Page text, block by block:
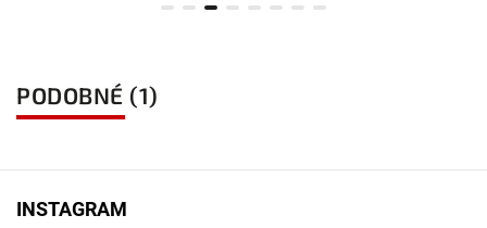
PODOBNÉ (1)
INSTAGRAM